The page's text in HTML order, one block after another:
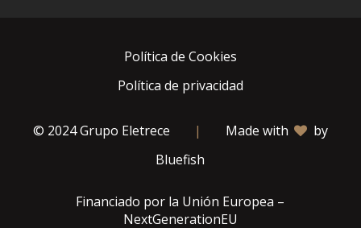
Financiado por la Unión Europea –
NextGenerationEU
Política de Cookies
Política de privacidad
© 2024 Grupo Eletrece | Made with
by
Bluefish